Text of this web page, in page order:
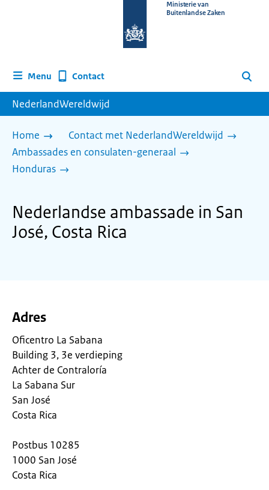
homepage
Ministerie van
Buitenlandse Zaken
Menu Contact Zoeken
NederlandWereldwijd
Home
Contact met NederlandWereldwijd
Ambassades en consulaten-generaal
Honduras
Nederlandse ambassade in San
José, Costa Rica
Adres
Oficentro La Sabana
Building 3, 3e verdieping
Achter de Contraloría
La Sabana Sur
San José
Costa Rica
Postbus 10285
1000 San José
Costa Rica